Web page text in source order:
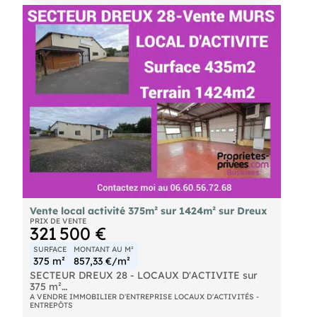
de l'échangeur A10/A19 et de la RD2020
Vente local activité 375m² sur 1424m² sur Dreux
PRIX DE VENTE
321 500 €
SURFACE
375 m²
MONTANT AU M²
857,33 €/m²
SECTEUR DREUX 28 - LOCAUX D'ACTIVITE sur
375 m²
Sur la commune de Vernouillet 28500- Accès
RN12/154 à 2 kms. LOCAL D'ACTIVITE de 375 m²
A VENDRE IMMOBILIER D'ENTREPRISE LOCAUX D'ACTIVITÉS -
ENTREPÔTS